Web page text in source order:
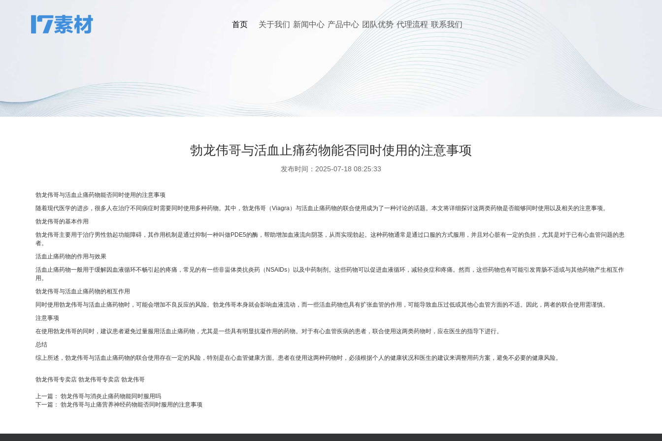
首页 关于我们 新闻中心 产品中心 团队优势 代理流程 联系我们
勃龙伟哥与活血止痛药物能否同时使用的注意事项
发布时间：2025-07-18 08:25:33
勃龙伟哥与活血止痛药物能否同时使用的注意事项
随着现代医学的进步，很多人在治疗不同病症时需要同时使用多种药物。其中，勃龙伟哥（Viagra）与活血止痛药物的联合使用成为了一种讨论的话题。本文将详细探讨这两类药物是否能够同时使用以及相关的注意事项。
勃龙伟哥的基本作用
勃龙伟哥主要用于治疗男性勃起功能障碍，其作用机制是通过抑制一种叫做PDE5的酶，帮助增加血液流向阴茎，从而实现勃起。这种药物通常是通过口服的方式服用，并且对心脏有一定的负担，尤其是对于已有心血管问题的患
者。
活血止痛药物的作用与效果
活血止痛药物一般用于缓解因血液循环不畅引起的疼痛，常见的有一些非甾体类抗炎药（NSAIDs）以及中药制剂。这些药物可以促进血液循环，减轻炎症和疼痛。然而，这些药物也有可能引发胃肠不适或与其他药物产生相互作
用。
勃龙伟哥与活血止痛药物的相互作用
同时使用勃龙伟哥与活血止痛药物时，可能会增加不良反应的风险。勃龙伟哥本身就会影响血液流动，而一些活血药物也具有扩张血管的作用，可能导致血压过低或其他心血管方面的不适。因此，两者的联合使用需谨慎。
注意事项
在使用勃龙伟哥的同时，建议患者避免过量服用活血止痛药物，尤其是一些具有明显抗凝作用的药物。对于有心血管疾病的患者，联合使用这两类药物时，应在医生的指导下进行。
总结
综上所述，勃龙伟哥与活血止痛药物的联合使用存在一定的风险，特别是在心血管健康方面。患者在使用这两种药物时，必须根据个人的健康状况和医生的建议来调整用药方案，避免不必要的健康风险。
勃龙伟哥专卖店 勃龙伟哥专卖店 勃龙伟哥
上一篇： 勃龙伟哥与消炎止痛药物能同时服用吗
下一篇： 勃龙伟哥与止痛营养神经药物能否同时服用的注意事项